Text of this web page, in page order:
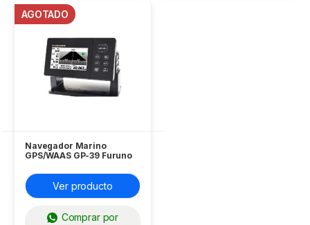
AGOTADO
Navegador Marino
GPS/WAAS GP-39 Furuno
Ver producto
Comprar por